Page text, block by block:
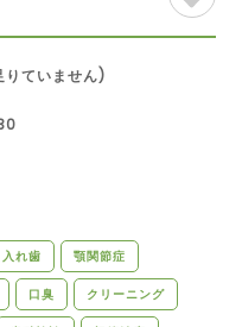
ていません)
入れ歯 顎関節症
口臭 クリーニング